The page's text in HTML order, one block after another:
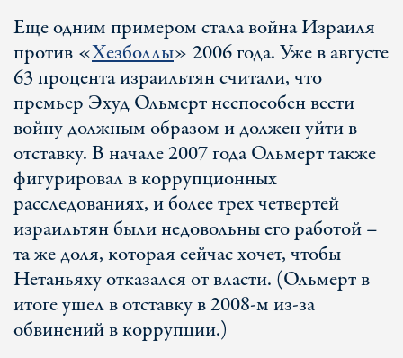
Еще одним примером стала война Израиля
против «Хезболлы» 2006 года. Уже в августе
63 процента израильтян считали, что
премьер Эхуд Ольмерт неспособен вести
войну должным образом и должен уйти в
отставку. В начале 2007 года Ольмерт также
фигурировал в коррупционных
расследованиях, и более трех четвертей
израильтян были недовольны его работой –
та же доля, которая сейчас хочет, чтобы
Нетаньяху отказался от власти. (Ольмерт в
итоге ушел в отставку в 2008-м из-за
обвинений в коррупции.)